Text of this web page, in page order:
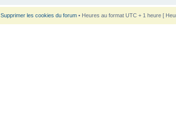
Supprimer les cookies du forum• Heures au format UTC + 1 heure [